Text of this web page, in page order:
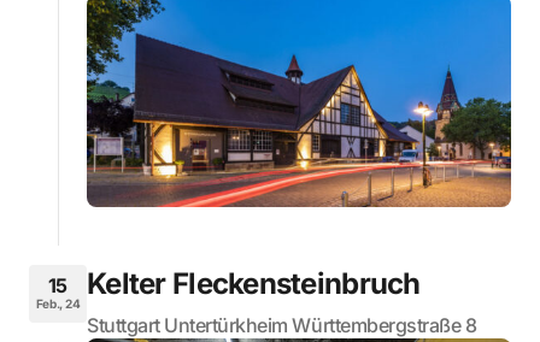
15
Feb., 24
Kelter Fleckensteinbruch
Stuttgart Untertürkheim Württembergstraße 8